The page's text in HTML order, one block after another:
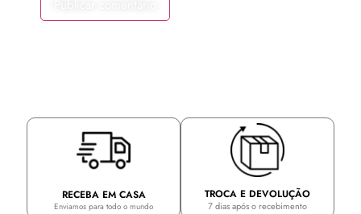
RECEBA EM CASA
Enviamos para todo o mundo
TROCA E DEVOLUÇÃO
7 dias após o recebimento